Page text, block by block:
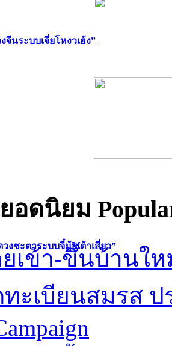
นระบบเจี่ยโหงวเฮ้ง”
งชะตาระบบจี๋มุ้ยเต้าเสี่ยว”
อดนิยม
เข้า-ขึ้นบ้านให
ะเบียนสมรส ป